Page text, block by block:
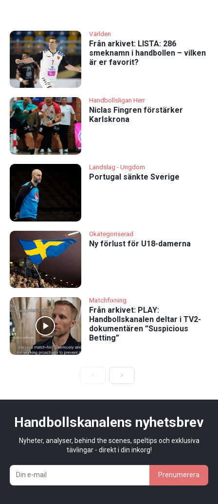
Världen
Från arkivet: LISTA: 286
smeknamn i handbollen – vilken
är er favorit?
Handbollsligan Herr
Niclas Fingren förstärker
Karlskrona
Landslag - Ungdom
Portugal sänkte Sverige
Okategoriserad
Ny förlust för U18-damerna
Matchfixning
Från arkivet: PLAY:
Handbollskanalen deltar i TV2-
dokumentären ”Suspicious
Betting”
Handbollskanalens nyhetsbrev
Nyheter, analyser, behind the scenes, speltips och exklusiva
tävlingar - direkt i din inkorg!
Prenumerera